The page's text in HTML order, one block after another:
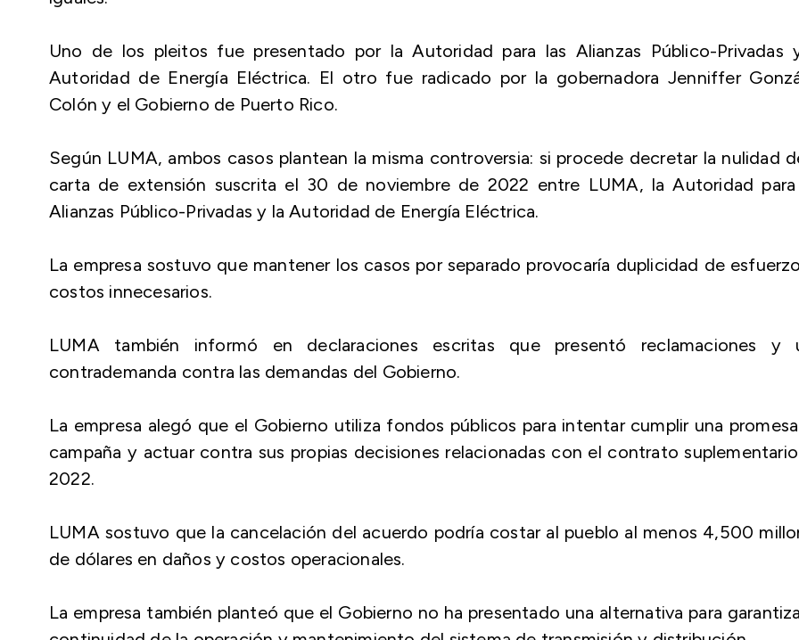
Uno de los pleitos fue presentado por la Autoridad para las Alianzas Público-Privadas
Autoridad de Energía Eléctrica. El otro fue radicado por la gobernadora Jenniffer
Colón y el Gobierno de Puerto Rico.
Según LUMA, ambos casos plantean la misma controversia: si procede decretar la nulidad
carta de extensión suscrita el 30 de noviembre de 2022 entre LUMA, la Autoridad para
Alianzas Público-Privadas y la Autoridad de Energía Eléctrica.
La empresa sostuvo que mantener los casos por separado provocaría duplicidad de
costos innecesarios.
LUMA también informó en declaraciones escritas que presentó reclamaciones y
contrademanda contra las demandas del Gobierno.
La empresa alegó que el Gobierno utiliza fondos públicos para intentar cumplir una
campaña y actuar contra sus propias decisiones relacionadas con el contrato
2022.
LUMA sostuvo que la cancelación del acuerdo podría costar al pueblo al menos 4,500
de dólares en daños y costos operacionales.
La empresa también planteó que el Gobierno no ha presentado una alternativa para